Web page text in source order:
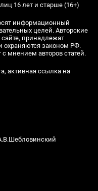
16 лет и старше (16+)
информационный
целей. Авторские
принадлежат
охраняются законом РФ.
мнением авторов статей.
активная ссылка на